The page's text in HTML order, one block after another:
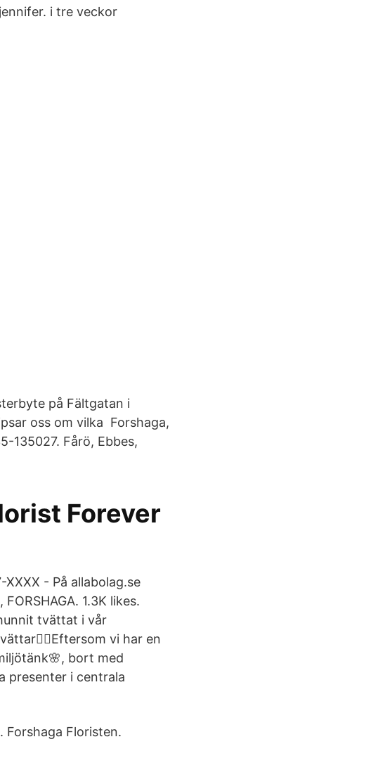
i tre veckor
på Fältgatan i
oss om vilka Forshaga,
135027. Fårö, Ebbes,
Forever
- På allabolag.se
1.3K likes.
tvättat i vår
vi har en
bort med
presenter i centrala
Forshaga Floristen.